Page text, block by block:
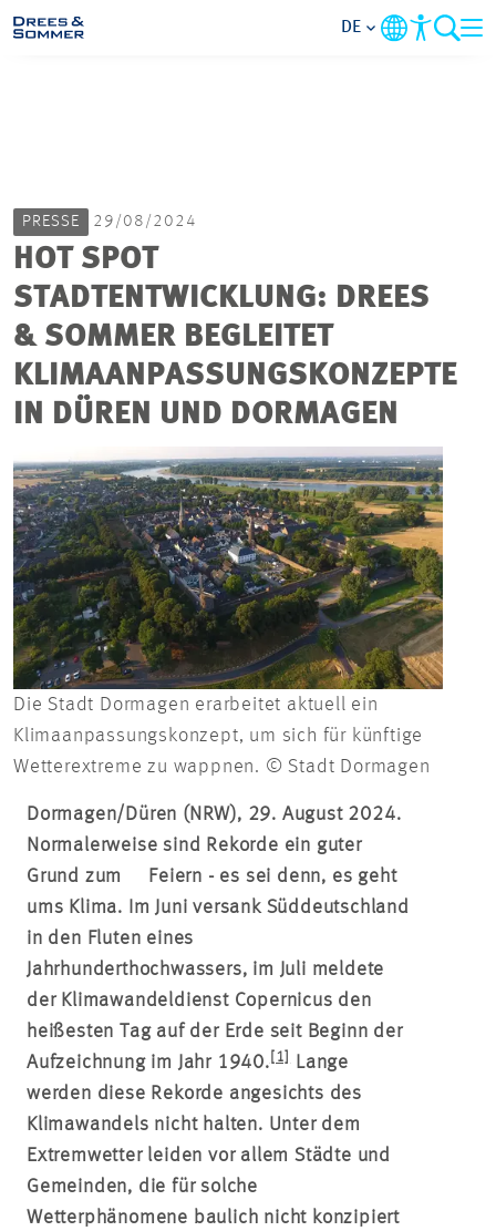
IM FOKUS
KARRIERE
PROJEKTE
KONTAKT
DE
PRESSE 29/08/2024
HOT SPOT
STADTENTWICKLUNG: DREES
& SOMMER BEGLEITET
KLIMAANPASSUNGSKONZEPTE
IN DÜREN UND DORMAGEN
Die Stadt Dormagen erarbeitet aktuell ein
Klimaanpassungskonzept, um sich für künftige
Wetterextreme zu wappnen. © Stadt Dormagen
Dormagen/Düren (NRW), 29. August 2024.
Normalerweise sind Rekorde ein guter
Grund zum Feiern - es sei denn, es geht
ums Klima. Im Juni versank Süddeutschland
in den Fluten eines
Jahrhunderthochwassers, im Juli meldete
der Klimawandeldienst Copernicus den
heißesten Tag auf der Erde seit Beginn der
Aufzeichnung im Jahr 1940. [1] Lange
werden diese Rekorde angesichts des
Klimawandels nicht halten. Unter dem
Extremwetter leiden vor allem Städte und
Gemeinden, die für solche
Wetterphänomene baulich nicht konzipiert